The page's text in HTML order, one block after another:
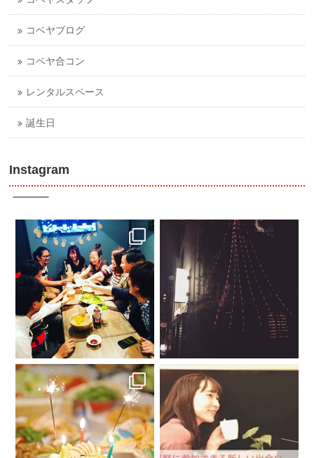
コベヤブログ
コベヤ合コン
レンタルスペース
誕生日
Instagram